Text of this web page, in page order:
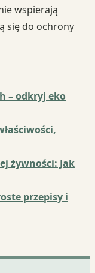
wspierają
się do ochrony
– odkryj eko
żywności: Jak
przepisy i